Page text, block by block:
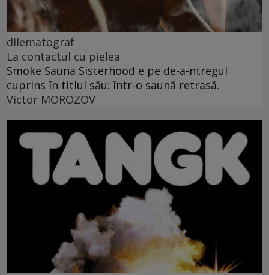
dilematograf
La contactul cu pielea
Smoke Sauna Sisterhood e pe de-a-ntregul
cuprins în titlul său: într-o saună retrasă.
Victor MOROZOV